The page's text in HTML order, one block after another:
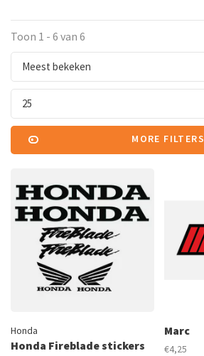
Toon 1 - 6 van 6
Meest bekeken
25
MORE FILTERS
Honda
Honda Fireblade stickers
Marc
€4,25